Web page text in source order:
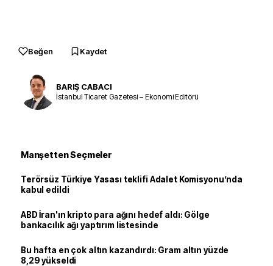
Beğen Kaydet
BARIŞ CABACI
İstanbul Ticaret Gazetesi – Ekonomi Editörü
Manşetten Seçmeler
Terörsüz Türkiye Yasası teklifi Adalet Komisyonu’nda
kabul edildi
ABD İran'ın kripto para ağını hedef aldı: Gölge
bankacılık ağı yaptırım listesinde
Bu hafta en çok altın kazandırdı: Gram altın yüzde
8,29 yükseldi